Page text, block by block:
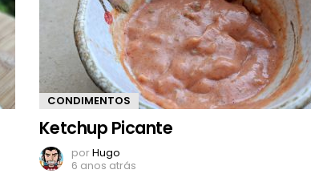
CONDIMENTOS
Ketchup Picante
porHugo
6 anos atrás